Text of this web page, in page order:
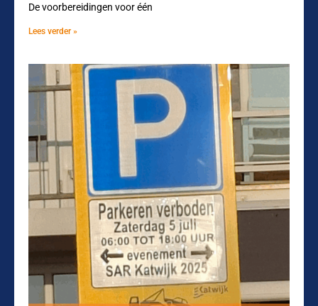
De voorbereidingen voor één
Lees verder »